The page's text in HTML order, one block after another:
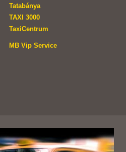
Tatabánya
TAXI 3000
TaxiCentrum
MB Vip Service